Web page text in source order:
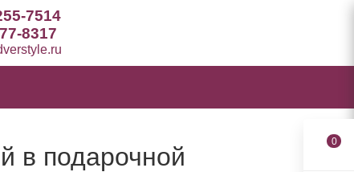
7514
8317
в подарочной
0